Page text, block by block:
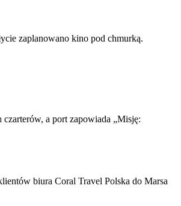
zaplanowano kino pod chmurką.
a port zapowiada „Misję:
biura Coral Travel Polska do Marsa